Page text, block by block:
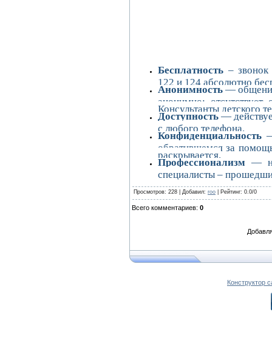
Бесплатность –
122 и 124 абсолютно
Анонимность —
анонимно:
Консультанты детского
Доступность —
с любого телефона.
Конфиденциальность
обратившемся за
раскрывается.
Профессионализм —
специалисты –
Просмотров: 228 | Добавил: roo Рейтинг: 0.0/0
Всего комментариев: 0
Конструктор